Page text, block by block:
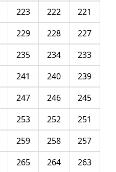
221
222
223
227
228
229
233
234
235
239
240
241
245
246
247
251
252
253
257
258
259
263
264
265